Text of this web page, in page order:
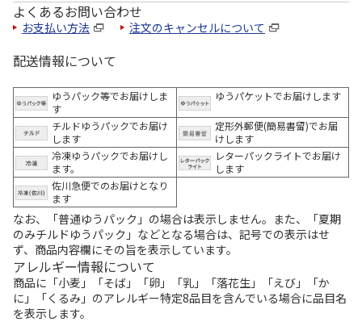
よくあるお問い合わせ
お支払い方法 注文のキャンセルについて
配送情報について
ゆうパック等でお届けしま
す
ゆうパケットでお届けします
チルドゆうパックでお届け
します
定形外郵便(簡易書留)でお届
けします
冷凍ゆうパックでお届けし
ます。
レターパックライトでお届け
します
佐川急便でのお届けとなり
ます
なお、「普通ゆうパック」の場合は表示しません。また、「夏期
のみチルドゆうパック」などとなる場合は、記号での表示はせ
ず、商品内容欄にその旨を表示しています。
アレルギー情報について
商品に「小麦」「そば」「卵」「乳」「落花生」「えび」「か
に」「くるみ」のアレルギー特定8品目を含んでいる場合に品目名
を表示します。